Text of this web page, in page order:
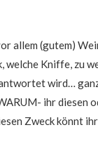
allem (gutem)
welche Kniffe, zu
wird…
ihr diesen
Zweck könnt